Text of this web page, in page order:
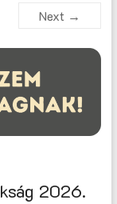
Next →
2026.